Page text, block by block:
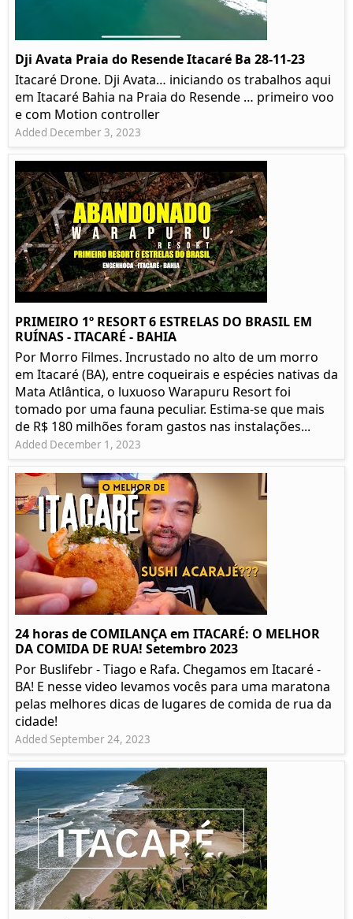
Dji Avata Praia do Resende Itacaré Ba 28-11-23
Itacaré Drone. Dji Avata… iniciando os trabalhos aqui
em Itacaré Bahia na Praia do Resende … primeiro voo
e com Motion controller
Added December 3, 2023
PRIMEIRO 1º RESORT 6 ESTRELAS DO BRASIL EM
RUÍNAS - ITACARÉ - BAHIA
Por Morro Filmes. Incrustado no alto de um morro
em Itacaré (BA), entre coqueirais e espécies nativas da
Mata Atlântica, o luxuoso Warapuru Resort foi
tomado por uma fauna peculiar. Estima-se que mais
de R$ 180 milhões foram gastos nas instalações...
Added December 1, 2023
24 horas de COMILANÇA em ITACARÉ: O MELHOR
DA COMIDA DE RUA! Setembro 2023
Por Buslifebr - Tiago e Rafa. Chegamos em Itacaré -
BA! E nesse video levamos vocês para uma maratona
pelas melhores dicas de lugares de comida de rua da
cidade!
Added September 24, 2023